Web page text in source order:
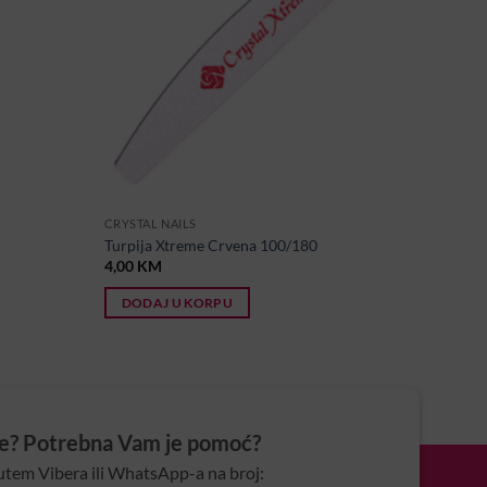
CRYSTAL NAILS
Turpija Xtreme Crvena 100/180
4,00 KM
DODAJ U KORPU
Potrebna Vam je pomoć?
Vibera ili WhatsApp-a na broj: